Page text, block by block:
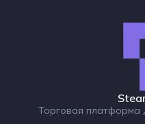
Торговая платформа